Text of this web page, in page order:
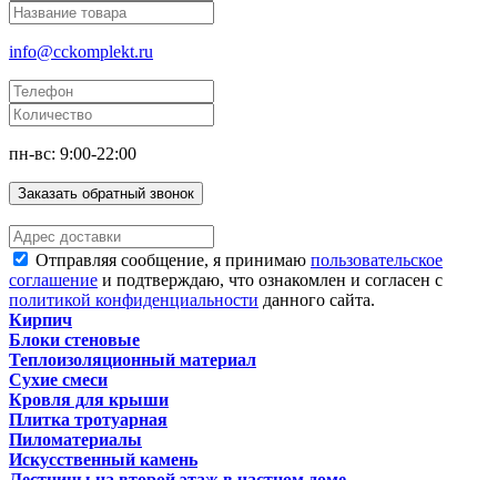
info@cckomplekt.ru
пн-вс: 9:00-22:00
Заказать обратный звонок
Отправляя сообщение, я принимаю пользовательское
соглашение и подтверждаю, что ознакомлен и согласен с
политикой конфиденциальности данного сайта.
Кирпич
Блоки стеновые
Теплоизоляционный материал
Сухие смеси
Кровля для крыши
Плитка тротуарная
Пиломатериалы
Искусственный камень